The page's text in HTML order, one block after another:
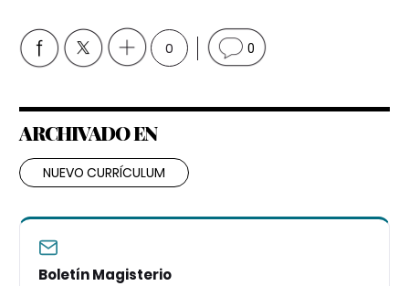
0 0
ARCHIVADO EN
NUEVO CURRÍCULUM
Boletín Magisterio